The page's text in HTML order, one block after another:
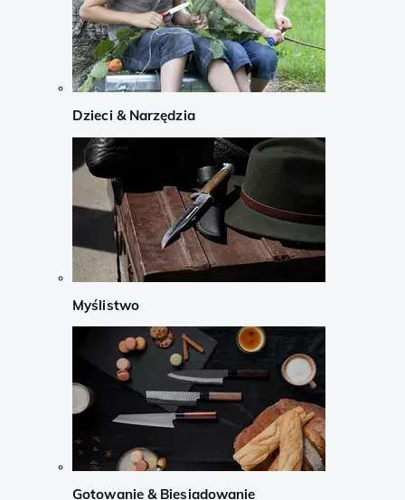
Dzieci & Narzędzia
Myślistwo
Gotowanie & Biesiadowanie